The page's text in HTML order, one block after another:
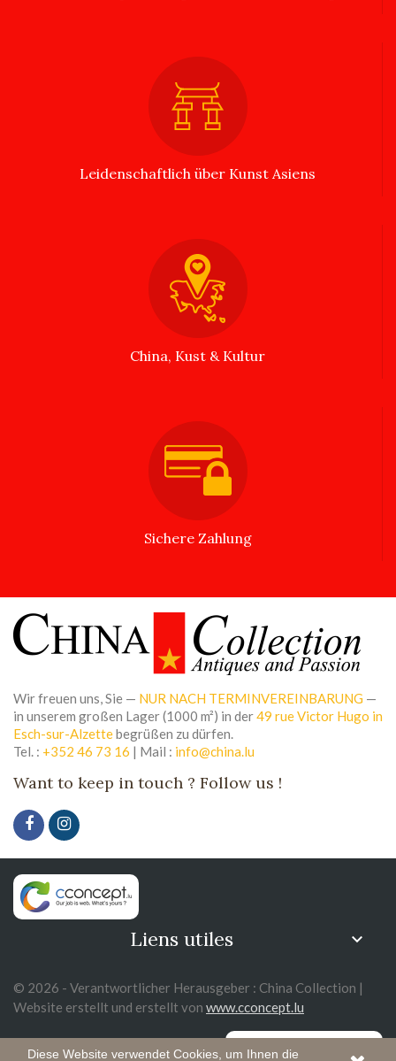
Leidenschaftlich über Kunst Asiens
China, Kust & Kultur
Sichere Zahlung
Wir freuen uns, Sie — NUR NACH TERMINVEREINBARUNG —
in unserem großen Lager (1000 m²) in der49 rue Victor Hugo in
Esch-sur-Alzettebegrüßen zu dürfen.
Tel. : +352 46 73 16 | Mail : info@china.lu
Want to keep in touch ? Follow us !
Liens utiles 
Diese Website verwendet Cookies, um Ihnen die
© 2026 - Verantwortlicher Herausgeber : China Collection |
Website erstellt und erstellt von www.cconcept.lu